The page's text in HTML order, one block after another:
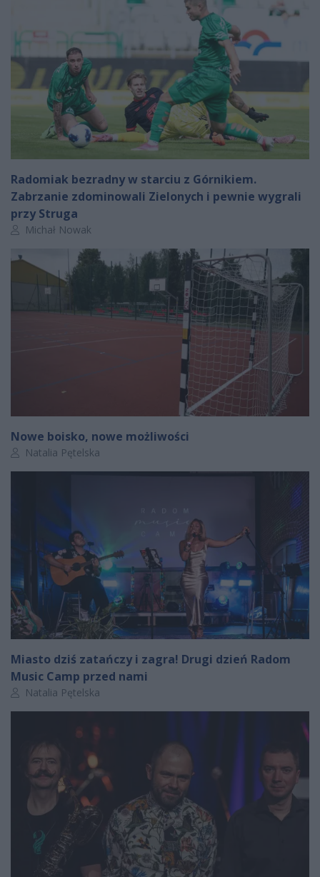
Radomiak bezradny w starciu z Górnikiem.
Zabrzanie zdominowali Zielonych i pewnie wygrali
przy Struga
Autor artykułu:
Michał Nowak
Nowe boisko, nowe możliwości
Autor artykułu:
Natalia Pętelska
Miasto dziś zatańczy i zagra! Drugi dzień Radom
Music Camp przed nami
Autor artykułu:
Natalia Pętelska